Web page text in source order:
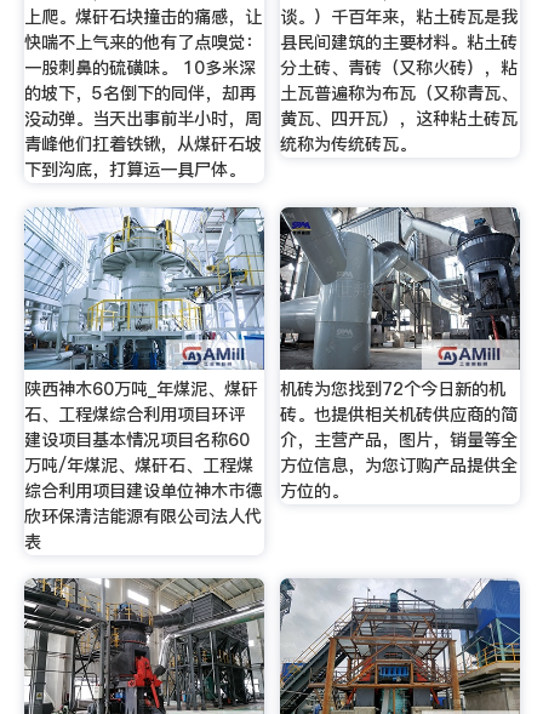
上爬。煤矸石块撞击的痛感，让
快喘不上气来的他有了点嗅觉：
一股刺鼻的硫磺味。 10多米深
的坡下，5名倒下的同伴，却再
没动弹。当天出事前半小时，周
青峰他们扛着铁锹，从煤矸石坡
下到沟底，打算运一具尸体。
谈。）千百年来，粘土砖瓦是我
县民间建筑的主要材料。粘土砖
分土砖、青砖（又称火砖），粘
土瓦普遍称为布瓦（又称青瓦、
黄瓦、四开瓦），这种粘土砖瓦
统称为传统砖瓦。
陕西神木60万吨_年煤泥、煤矸
石、工程煤综合利用项目环评
建设项目基本情况项目名称60
万吨/年煤泥、煤矸石、工程煤
综合利用项目建设单位神木市德
欣环保清洁能源有限公司法人代
表
机砖为您找到72个今日新的机
砖。也提供相关机砖供应商的简
介，主营产品，图片，销量等全
方位信息，为您订购产品提供全
方位的。